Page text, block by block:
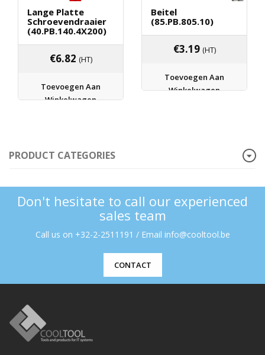
Lange Platte
Schroevendraaier
(40.PB.140.4X200)
€6.82 (HT)
Toevoegen Aan
Winkelwagen
Beitel
(85.PB.805.10)
€3.19 (HT)
Toevoegen Aan
Winkelwagen
PRODUCT CATEGORIES
Don't hesitate to call our experienced
sales team
Call us on +32-2-2511191 / Email info@cooltool.be
CONTACT